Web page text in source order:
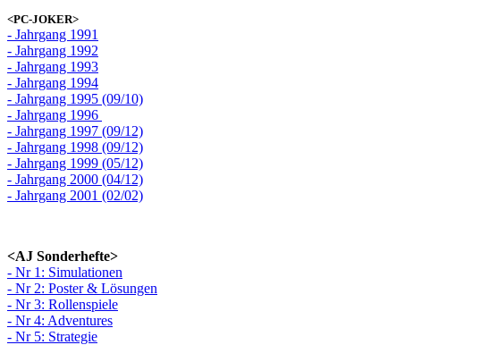
<PC-JOKER>
- Jahrgang 1991
- Jahrgang 1992
- Jahrgang 1993
- Jahrgang 1994
- Jahrgang 1995 (09/10)
- Jahrgang 1996
- Jahrgang 1997 (09/12)
- Jahrgang 1998 (09/12)
- Jahrgang 1999 (05/12)
- Jahrgang 2000 (04/12)
- Jahrgang 2001 (02/02)
<AJ Sonderhefte>
- Nr 1: Simulationen
- Nr 2: Poster & Lösungen
- Nr 3: Rollenspiele
- Nr 4: Adventures
- Nr 5: Strategie